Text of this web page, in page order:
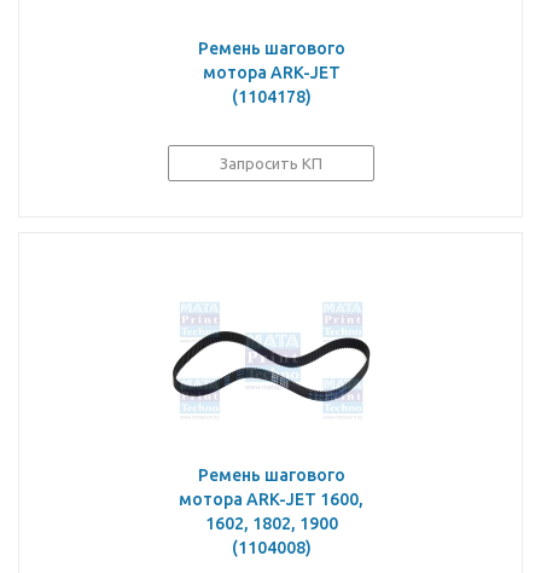
Ремень шагового
мотора ARK-JET
(1104178)
Запросить КП
Ремень шагового
мотора ARK-JET 1600,
1602, 1802, 1900
(1104008)